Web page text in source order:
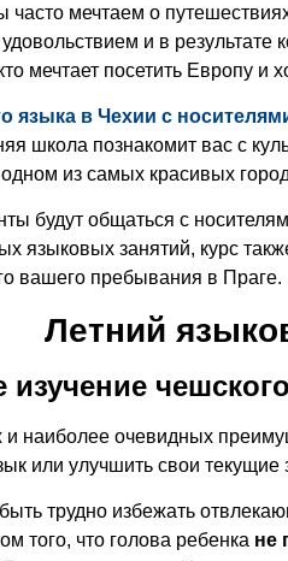
мечтаем о
удовольствием и в
мечтает посетить Европу и
языка в Чехии с
школа познакомит вас с
из самых красивых
будут общаться с
языковых занятий, курс
вашего пребывания в Праге.
Летний
изучение
наиболее очевидных
или улучшить свои текущие
трудно избежать
того, что голова ребенка не